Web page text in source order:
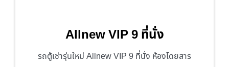
Allnew VIP 9 ที่นั่ง
รถตู้เช่ารุ่นใหม่ Allnew VIP 9 ที่นั่ง ห้องโดยสาร